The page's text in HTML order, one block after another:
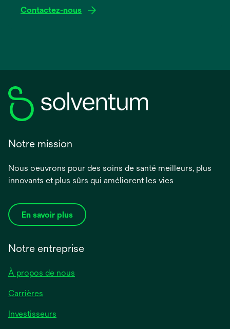
Contactez-nous
Notre mission
Nous oeuvrons pour des soins de santé meilleurs, plus
innovants et plus sûrs qui améliorent les vies
En savoir plus
Notre entreprise
À propos de nous
Carrières
Investisseurs